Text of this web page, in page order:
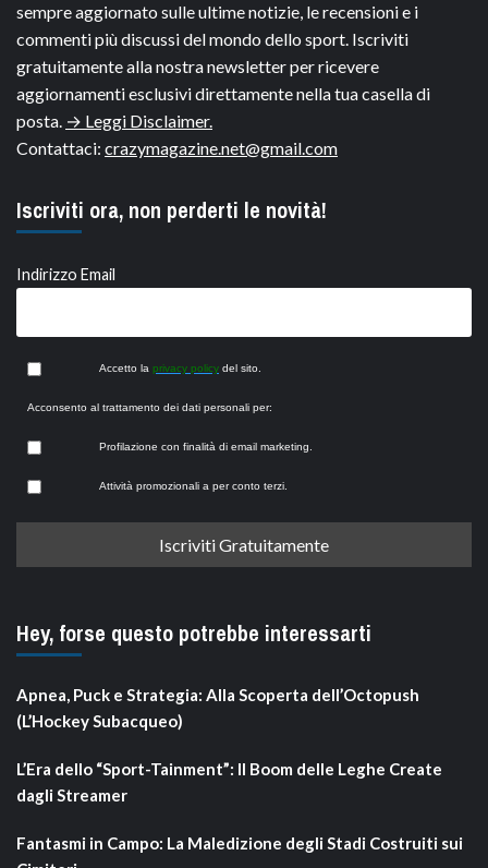
sempre aggiornato sulle ultime notizie, le recensioni e i
commenti più discussi del mondo dello sport. Iscriviti
gratuitamente alla nostra newsletter per ricevere
aggiornamenti esclusivi direttamente nella tua casella di
posta. → Leggi Disclaimer.
Contattaci: crazymagazine.net@gmail.com
Iscriviti ora, non perderti le novità!
Indirizzo Email
Accetto la privacy policy del sito.
Acconsento al trattamento dei dati personali per:
Profilazione con finalità di email marketing.
Attività promozionali a per conto terzi.
Hey, forse questo potrebbe interessarti
Apnea, Puck e Strategia: Alla Scoperta dell’Octopush
(L’Hockey Subacqueo)
L’Era dello “Sport-Tainment”: Il Boom delle Leghe Create
dagli Streamer
Fantasmi in Campo: La Maledizione degli Stadi Costruiti sui